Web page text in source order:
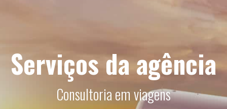
Serviços da agência
Consultoria em viagens